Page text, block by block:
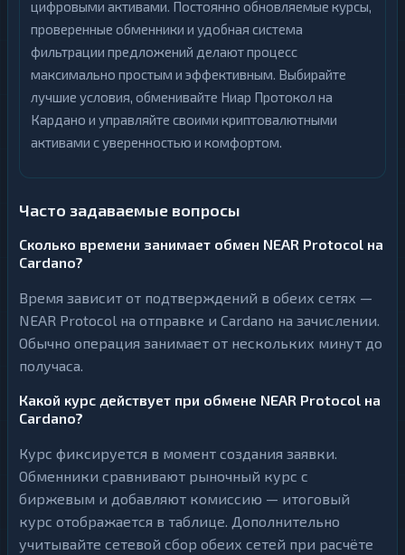
цифровыми активами. Постоянно обновляемые курсы,
проверенные обменники и удобная система
фильтрации предложений делают процесс
максимально простым и эффективным. Выбирайте
лучшие условия, обменивайте Ниар Протокол на
Кардано и управляйте своими криптовалютными
активами с уверенностью и комфортом.
Часто задаваемые вопросы
Сколько времени занимает обмен NEAR Protocol на
Cardano?
Время зависит от подтверждений в обеих сетях —
NEAR Protocol на отправке и Cardano на зачислении.
Обычно операция занимает от нескольких минут до
получаса.
Какой курс действует при обмене NEAR Protocol на
Cardano?
Курс фиксируется в момент создания заявки.
Обменники сравнивают рыночный курс с
биржевым и добавляют комиссию — итоговый
курс отображается в таблице. Дополнительно
учитывайте сетевой сбор обеих сетей при расчёте